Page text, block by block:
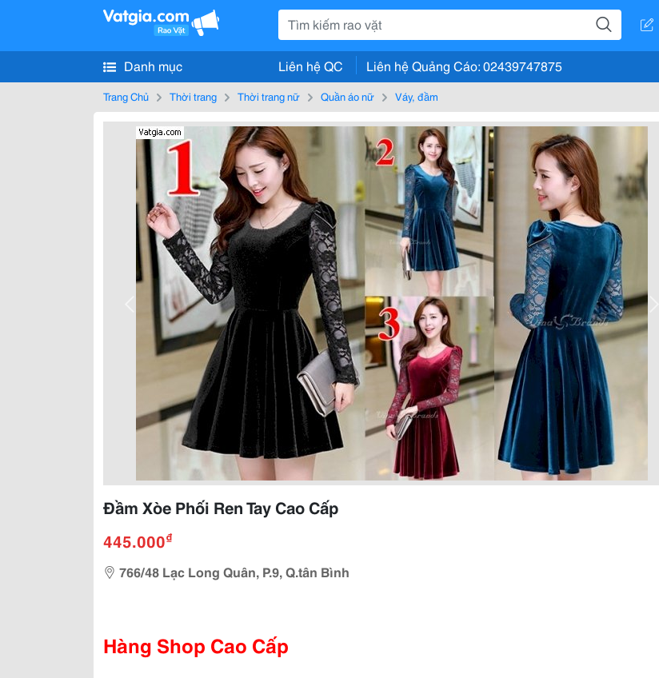
Danh mục Liên hệ QC Liên hệ Quảng Cáo: 02439747875
Trang Chủ Thời trang Thời trang nữ Quần áo nữ Váy, đầm
Đầm Xòe Phối Ren Tay Cao Cấp
445.000₫
766/48 Lạc Long Quân, P.9, Q.tân Bình
Hàng Shop Cao Cấp